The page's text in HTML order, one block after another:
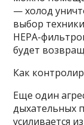
— холод
выбор
HEPA-
будет
Как
Еще один
дыхательных
усиливается